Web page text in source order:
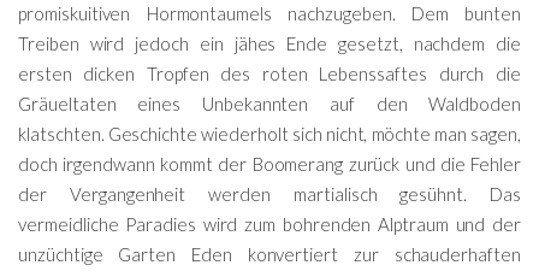
promiskuitiven Hormontaumels nachzugeben. Dem bunten
Treiben wird jedoch ein jähes Ende gesetzt, nachdem die
ersten dicken Tropfen des roten Lebenssaftes durch die
Gräueltaten eines Unbekannten auf den Waldboden
klatschten. Geschichte wiederholt sich nicht, möchte man sagen,
doch irgendwann kommt der Boomerang zurück und die Fehler
der Vergangenheit werden martialisch gesühnt. Das
vermeidliche Paradies wird zum bohrenden Alptraum und der
unzüchtige Garten Eden konvertiert zur schauderhaften